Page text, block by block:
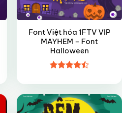
Font Việt hóa 1FTV VIP
MAYHEM – Font
Halloween
hạng4.45